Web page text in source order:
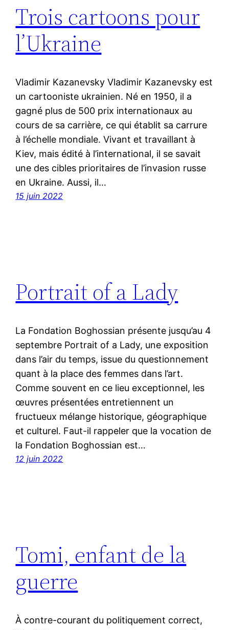
Trois cartoons pour
l’Ukraine
Vladimir Kazanevsky Vladimir Kazanevsky est
un cartooniste ukrainien. Né en 1950, il a
gagné plus de 500 prix internationaux au
cours de sa carrière, ce qui établit sa carrure
à l’échelle mondiale. Vivant et travaillant à
Kiev, mais édité à l’international, il se savait
une des cibles prioritaires de l’invasion russe
en Ukraine. Aussi, il…
15 juin 2022
Portrait of a Lady
La Fondation Boghossian présente jusqu’au 4
septembre Portrait of a Lady, une exposition
dans l’air du temps, issue du questionnement
quant à la place des femmes dans l’art.
Comme souvent en ce lieu exceptionnel, les
œuvres présentées entretiennent un
fructueux mélange historique, géographique
et culturel. Faut-il rappeler que la vocation de
la Fondation Boghossian est…
12 juin 2022
Tomi, enfant de la
guerre
À contre-courant du politiquement correct,